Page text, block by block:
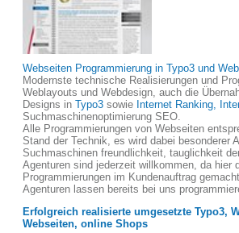
Webseiten Programmierung in Typo3 und
Modernste technische Realisierungen und
Weblayouts und Webdesign, auch die
Designs in Typo3 sowie Internet Ranking,
Suchmaschinenoptimierung SEO.
Alle Programmierungen von Webseiten
Stand der Technik, es wird dabei besonderer
Suchmaschinen freundlichkeit, tauglichkeit
Agenturen sind jederzeit willkommen, da hier
Programmierungen im Kundenauftrag
Agenturen lassen bereits bei uns
Erfolgreich realisierte umgesetzte Typo3,
Webseiten, online Shops